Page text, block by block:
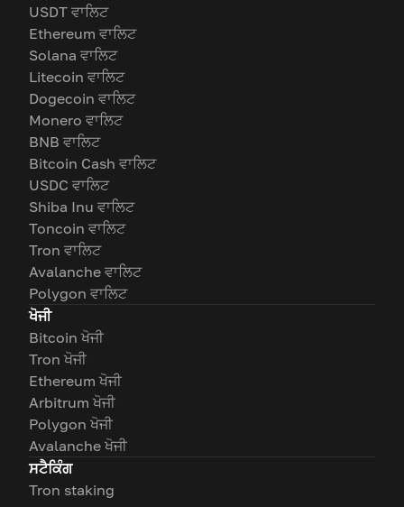
USDT ਵਾਲਿਟ
Ethereum ਵਾਲਿਟ
Solana ਵਾਲਿਟ
Litecoin ਵਾਲਿਟ
Dogecoin ਵਾਲਿਟ
Monero ਵਾਲਿਟ
BNB ਵਾਲਿਟ
Bitcoin Cash ਵਾਲਿਟ
USDC ਵਾਲਿਟ
Shiba Inu ਵਾਲਿਟ
Toncoin ਵਾਲਿਟ
Tron ਵਾਲਿਟ
Avalanche ਵਾਲਿਟ
Polygon ਵਾਲਿਟ
ਖੋਜੀ
Bitcoin ਖੋਜੀ
Tron ਖੋਜੀ
Ethereum ਖੋਜੀ
Arbitrum ਖੋਜੀ
Polygon ਖੋਜੀ
Avalanche ਖੋਜੀ
ਸਟੈਕਿੰਗ
Tron staking